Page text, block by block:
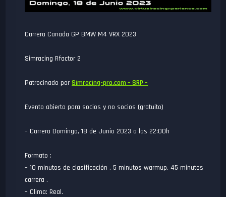
Carrera Canada GP BMW M4 VRX 2023
Simracing Rfactor 2
Patrocinado porSimracing-pro.com – SRP –
Evento abierto para socios y no socios (gratuito)
– Carrera Domingo, 18 de Junio 2023 a las 22:00h
Formato :
– 10 minutos de clasificación , 5 minutos warmup, 45 minutos
carrera .
– Clima: Real.